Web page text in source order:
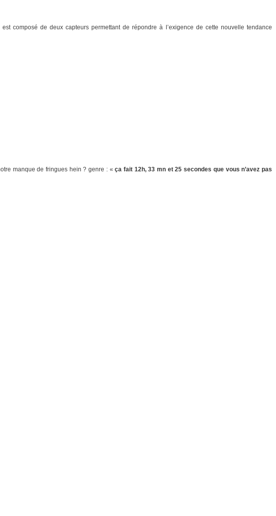
est composé de deux capteurs permettant de répondre à l’exigence de cette nouvelle tendance
manque de fringues hein ? genre : « ça fait 12h, 33 mn et 25 secondes que vous n’avez pas